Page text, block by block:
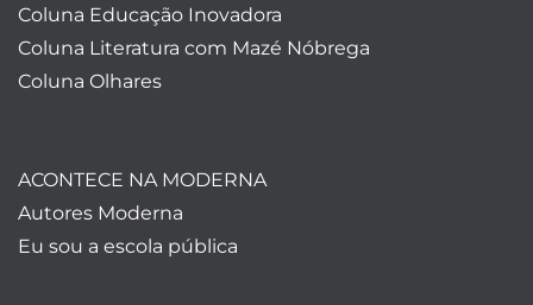
Coluna Educação Inovadora
Coluna Literatura com Mazé Nóbrega
Coluna Olhares
ACONTECE NA MODERNA
Autores Moderna
Eu sou a escola pública